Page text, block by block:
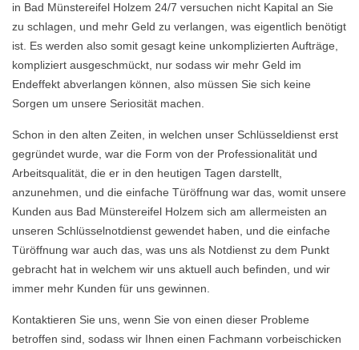
in Bad Münstereifel Holzem 24/7 versuchen nicht Kapital an Sie
zu schlagen, und mehr Geld zu verlangen, was eigentlich benötigt
ist. Es werden also somit gesagt keine unkomplizierten Aufträge,
kompliziert ausgeschmückt, nur sodass wir mehr Geld im
Endeffekt abverlangen können, also müssen Sie sich keine
Sorgen um unsere Seriosität machen.
Schon in den alten Zeiten, in welchen unser Schlüsseldienst erst
gegründet wurde, war die Form von der Professionalität und
Arbeitsqualität, die er in den heutigen Tagen darstellt,
anzunehmen, und die einfache Türöffnung war das, womit unsere
Kunden aus Bad Münstereifel Holzem sich am allermeisten an
unseren Schlüsselnotdienst gewendet haben, und die einfache
Türöffnung war auch das, was uns als Notdienst zu dem Punkt
gebracht hat in welchem wir uns aktuell auch befinden, und wir
immer mehr Kunden für uns gewinnen.
Kontaktieren Sie uns, wenn Sie von einen dieser Probleme
betroffen sind, sodass wir Ihnen einen Fachmann vorbeischicken